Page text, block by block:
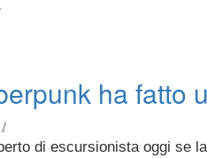
ha fatto
di escursionista oggi se